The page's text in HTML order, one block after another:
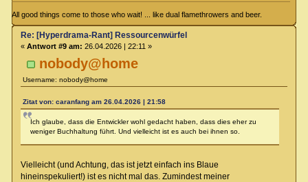
All good things come to those who wait! ... like dual flamethrowers and beer.
nobody@home
Username: nobody@home
Re: [Hyperdrama-Rant] Ressourcenwürfel
« Antwort #9 am: 26.04.2026 | 22:11 »
Zitat von: caranfang am 26.04.2026 | 21:58
Ich glaube, dass die Entwickler wohl gedacht haben, dass dies eher zu
weniger Buchhaltung führt. Und vielleicht ist es auch bei ihnen so.
Vielleicht (und Achtung, das ist jetzt einfach ins Blaue
hineinspekuliert!) ist es nicht mal das. Zumindest meiner